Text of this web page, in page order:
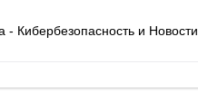
- Кибербезопасность и Новости